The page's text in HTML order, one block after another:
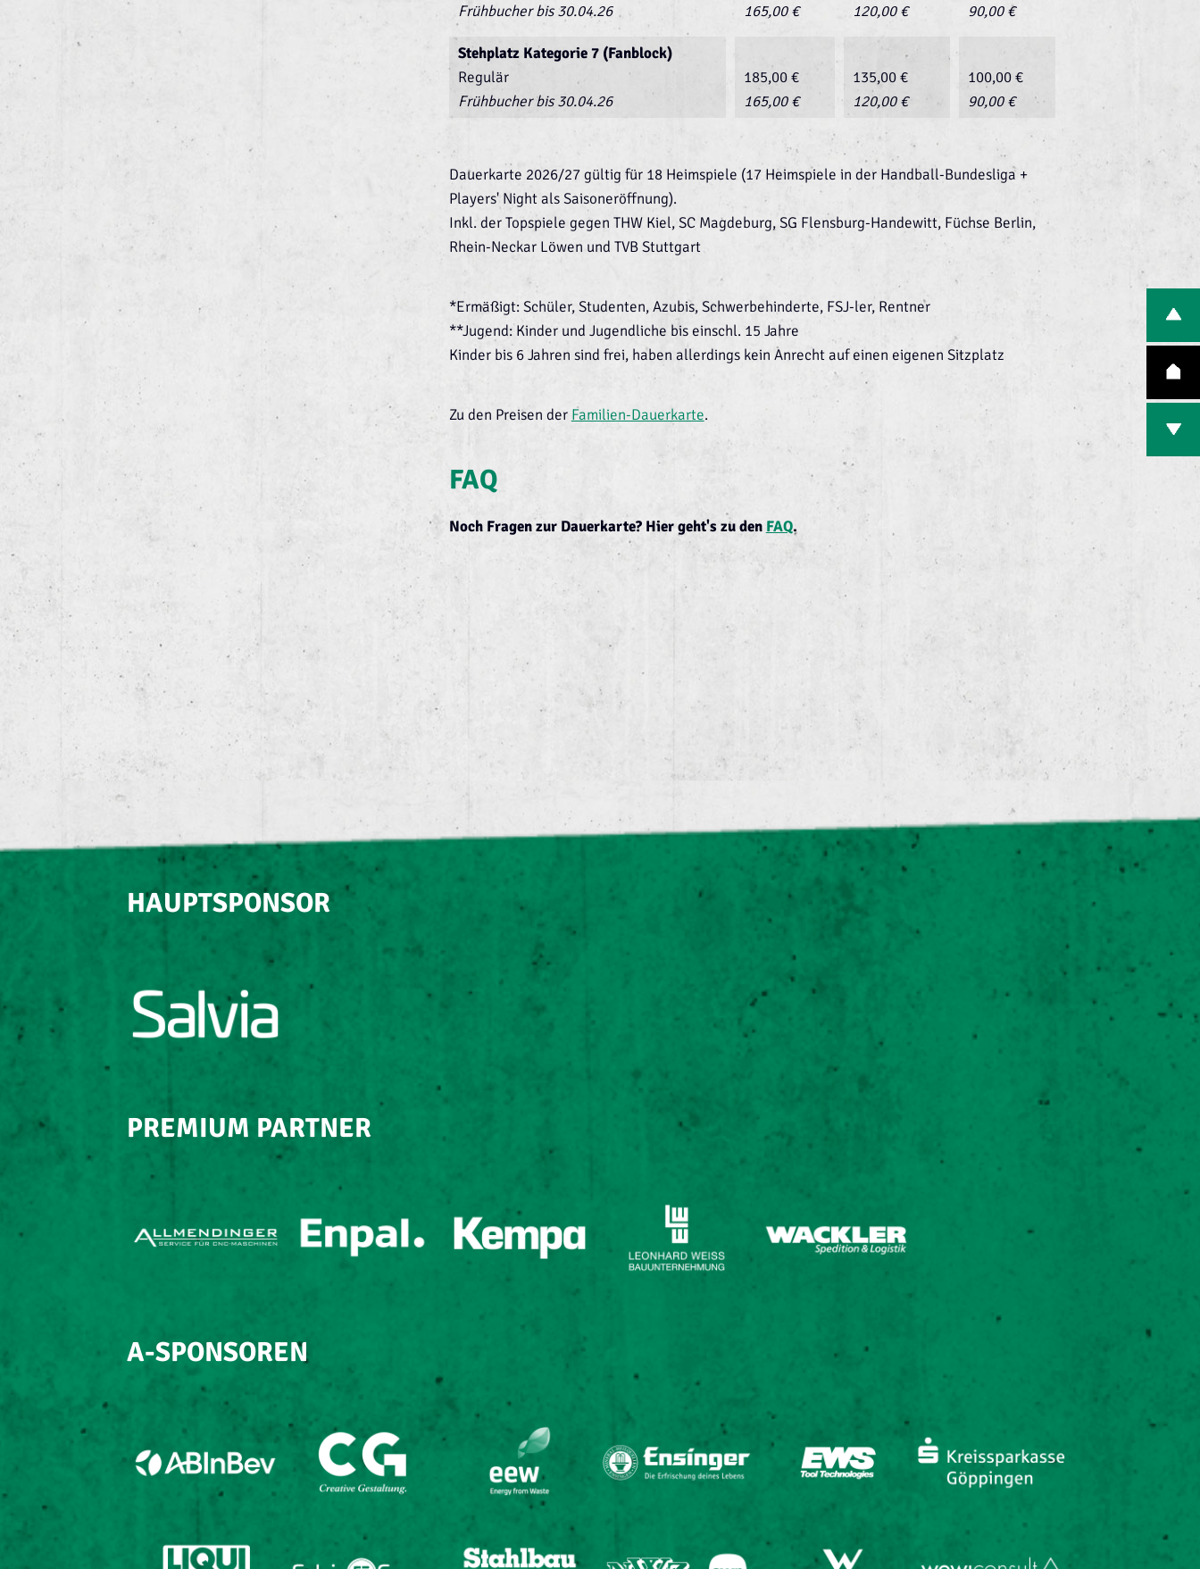
Frühbucher bis 30.04.26
165,00 €
120,00 €
90,00 €
Stehplatz Kategorie 7 (Fanblock)
Regulär
Frühbucher bis 30.04.26
185,00 €
165,00 €
135,00 €
120,00 €
100,00 €
90,00 €
Dauerkarte 2026/27 gültig für 18 Heimspiele (17 Heimspiele in der Handball-Bundesliga +
Players' Night als Saisoneröffnung).
Inkl. der Topspiele gegen THW Kiel, SC Magdeburg, SG Flensburg-Handewitt, Füchse Berlin,
Rhein-Neckar Löwen und TVB Stuttgart
*Ermäßigt: Schüler, Studenten, Azubis, Schwerbehinderte, FSJ-ler, Rentner
**Jugend: Kinder und Jugendliche bis einschl. 15 Jahre
Kinder bis 6 Jahren sind frei, haben allerdings kein Anrecht auf einen eigenen Sitzplatz
Zu den Preisen der Familien-Dauerkarte.
FAQ
Noch Fragen zur Dauerkarte? Hier geht's zu den FAQ.
HAUPTSPONSOR
PREMIUM PARTNER
A-SPONSOREN